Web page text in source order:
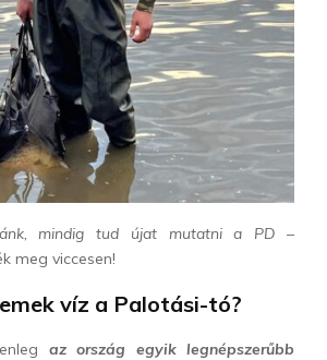
mindig tud újat mutatni a PD –
meg viccesen!
víz a Palotási-tó?
az ország egyik legnépszerűbb